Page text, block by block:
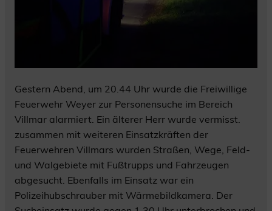
Gestern Abend, um 20.44 Uhr wurde die Freiwillige
Feuerwehr Weyer zur Personensuche im Bereich
Villmar alarmiert. Ein älterer Herr wurde vermisst.
zusammen mit weiteren Einsatzkräften der
Feuerwehren Villmars wurden Straßen, Wege, Feld-
und Walgebiete mit Fußtrupps und Fahrzeugen
abgesucht. Ebenfalls im Einsatz war ein
Polizeihubschrauber mit Wärmebildkamera. Der